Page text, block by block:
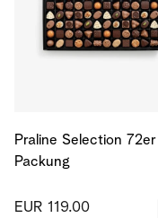
Praline Selection 72er
Packung
EUR 119.00